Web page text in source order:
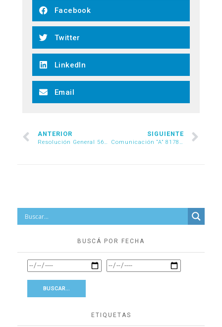
Facebook
Twitter
LinkedIn
Email
ANTERIOR
Resolución General 5638/2025
SIGUIENTE
Comunicación “A” 8178/2025
BUSCÁ POR FECHA
ETIQUETAS